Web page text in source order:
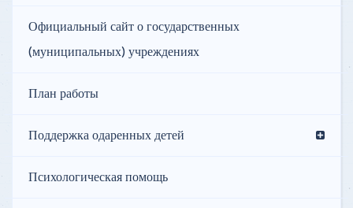
Официальный сайт о государственных
(муниципальных) учреждениях
План работы
Поддержка одаренных детей
Психологическая помощь